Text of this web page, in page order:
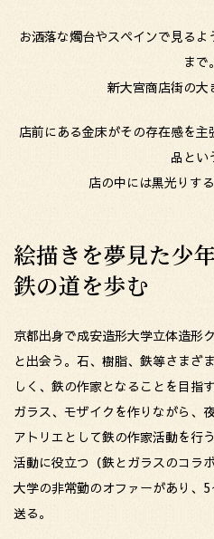
お洒落な燭台やスペインで見る
まで。
新大宮商店街の大
店前にある金床がその存在感を
品とい
店の中には黒光りす
絵描きを夢見た少
鉄の道を歩む
京都出身で成安造形大学立体造形
と出会う。石、樹脂、鉄等さまざ
しく、鉄の作家となることを目指
ガラス、モザイクを作りながら、
アトリエとして鉄の作家活動を行
活動に役立つ（鉄とガラスのコラ
大学の非常勤のオファーがあり、
送る。